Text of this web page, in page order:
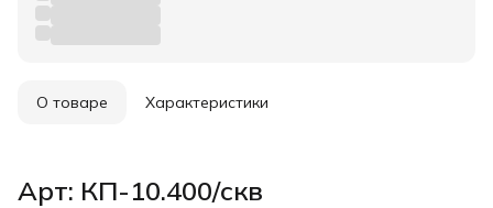
О товаре Характеристики
Арт: КП-10.400/скв